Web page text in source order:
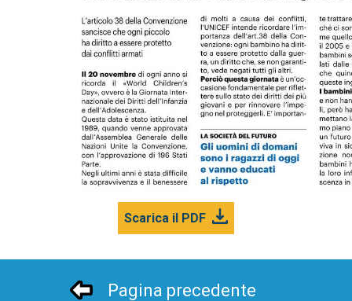
Scarica il PDF
Pagina precedente